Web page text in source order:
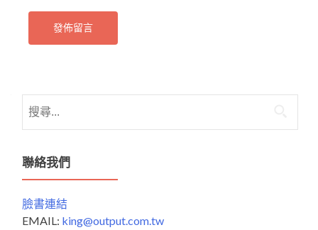
尋
鍵
字:
聯絡我們
臉書連結
EMAIL: king@output.com.tw